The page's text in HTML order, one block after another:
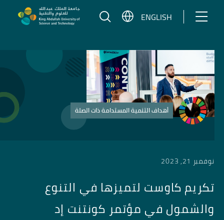
ENGLISH
أهداف التنمية المستدامة ذات الصلة
نوفمبر 21, 2023
تكريم كاوست لتميزها في التنوع
والشمول في مؤتمر كونتنت إد